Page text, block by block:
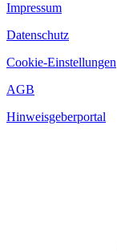
Impressum
Datenschutz
Cookie-Einstellungen
AGB
Hinweisgeberportal